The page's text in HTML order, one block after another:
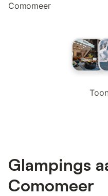
Comomeer
Glampings
Comomeer